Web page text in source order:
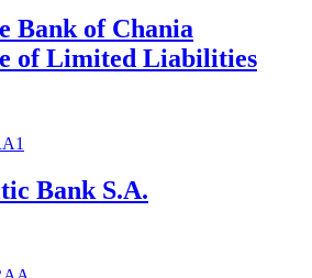
Bank of Chania
of Limited Liabilities
Bank S.A.